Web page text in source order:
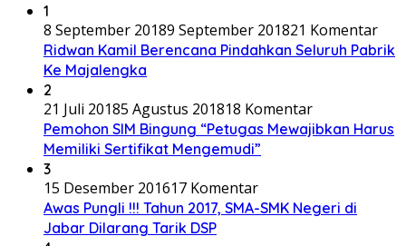
1
8 September 20189 September 201821 Komentar
Ridwan Kamil Berencana Pindahkan Seluruh Pabrik
Ke Majalengka
2
21 Juli 20185 Agustus 201818 Komentar
Pemohon SIM Bingung “Petugas Mewajibkan Harus
Memiliki Sertifikat Mengemudi”
3
15 Desember 201617 Komentar
Awas Pungli !!! Tahun 2017, SMA-SMK Negeri di
Jabar Dilarang Tarik DSP